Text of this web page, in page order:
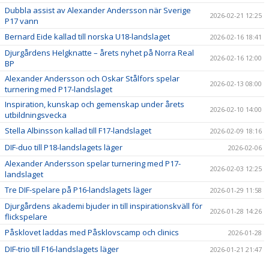
Dubbla assist av Alexander Andersson när Sverige
P17 vann
2026-02-21 12:25
Bernard Eide kallad till norska U18-landslaget 2026-02-16 18:41
Djurgårdens Helgknatte – årets nyhet på Norra Real
BP
2026-02-16 12:00
Alexander Andersson och Oskar Stålfors spelar
turnering med P17-landslaget
2026-02-13 08:00
Inspiration, kunskap och gemenskap under årets
utbildningsvecka
2026-02-10 14:00
Stella Albinsson kallad till F17-landslaget 2026-02-09 18:16
DIF-duo till P18-landslagets läger 2026-02-06
Alexander Andersson spelar turnering med P17-
landslaget
2026-02-03 12:25
Tre DIF-spelare på P16-landslagets läger 2026-01-29 11:58
Djurgårdens akademi bjuder in till inspirationskväll för
flickspelare
2026-01-28 14:26
Påsklovet laddas med Påsklovscamp och clinics 2026-01-28
DIF-trio till F16-landslagets läger 2026-01-21 21:47